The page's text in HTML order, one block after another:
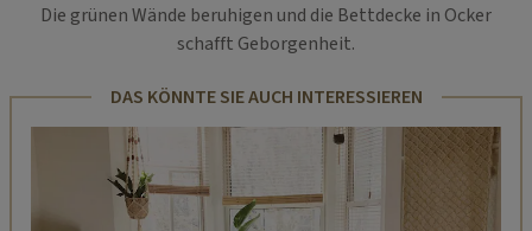
Die grünen Wände beruhigen und die Bettdecke in Ocker
schafft Geborgenheit.
DAS KÖNNTE SIE AUCH INTERESSIEREN